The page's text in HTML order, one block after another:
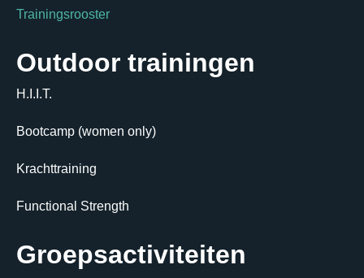
Trainingsrooster
Outdoor trainingen
H.I.I.T.
Bootcamp (women only)
Krachttraining
Functional Strength
Groepsactiviteiten